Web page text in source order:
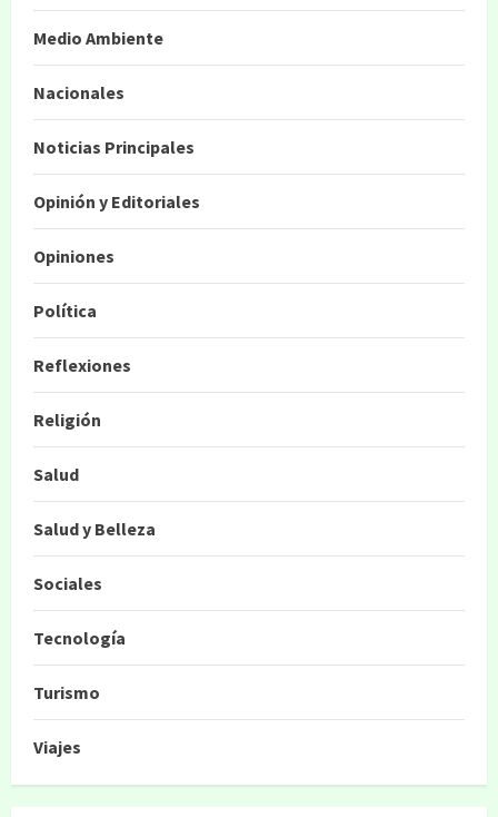
Medio Ambiente
Nacionales
Noticias Principales
Opinión y Editoriales
Opiniones
Política
Reflexiones
Religión
Salud
Salud y Belleza
Sociales
Tecnología
Turismo
Viajes